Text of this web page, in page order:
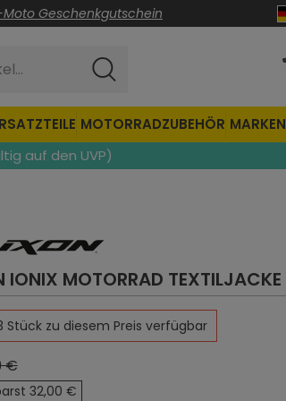
Moto Geschenkgutschein
MOTORRADZUBEHÖR MARKEN
auf den UVP)
IONIX MOTORRAD TEXTILJACKE
Stück zu diesem Preis verfügbar
€
32,00 €